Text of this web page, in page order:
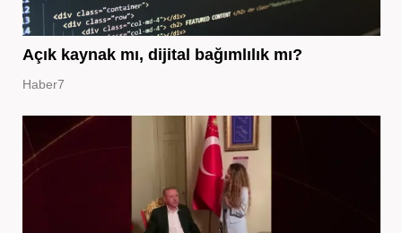
Açık kaynak mı, dijital bağımlılık mı?
Haber7